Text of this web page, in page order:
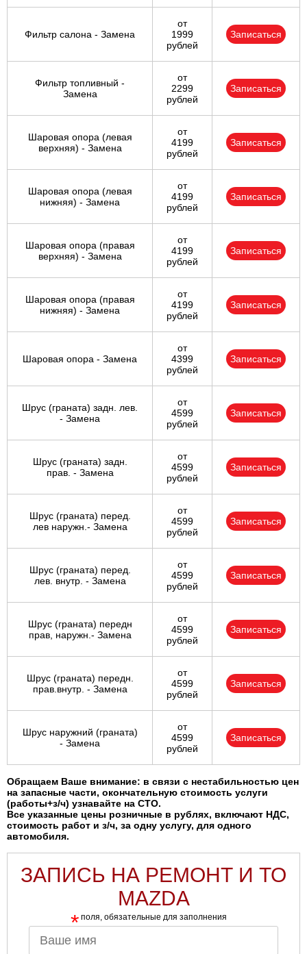
Фильтр салона - Замена
от
1999
рублей
Записаться
Фильтр топливный -
Замена
от
2299
рублей
Записаться
Шаровая опора (левая
верхняя) - Замена
от
4199
рублей
Записаться
Шаровая опора (левая
нижняя) - Замена
от
4199
рублей
Записаться
Шаровая опора (правая
верхняя) - Замена
от
4199
рублей
Записаться
Шаровая опора (правая
нижняя) - Замена
от
4199
рублей
Записаться
Шаровая опора - Замена
от
4399
рублей
Записаться
Шрус (граната) задн. лев.
- Замена
от
4599
рублей
Записаться
Шрус (граната) задн.
прав. - Замена
от
4599
рублей
Записаться
Шрус (граната) перед.
лев наружн.- Замена
от
4599
рублей
Записаться
Шрус (граната) перед.
лев. внутр. - Замена
от
4599
рублей
Записаться
Шрус (граната) передн
прав, наружн.- Замена
от
4599
рублей
Записаться
Шрус (граната) передн.
прав.внутр. - Замена
от
4599
рублей
Записаться
Шрус наружний (граната)
- Замена
от
4599
рублей
Записаться
Обращаем Ваше внимание: в связи с нестабильностью цен
на запасные части, окончательную стоимость услуги
(работы+з/ч) узнавайте на СТО.
Все указанные цены розничные в рублях, включают НДС,
стоимость работ и з/ч, за одну услугу, для одного
автомобиля.
ЗАПИСЬ НА РЕМОНТ И ТО
MAZDA
* поля, обязательные для заполнения